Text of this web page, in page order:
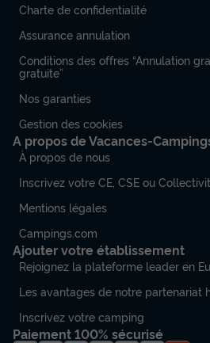
Charte de confidentialité
Assurance annulation
Conditions des offres “Annulation
gratuite”
Nos garanties
Gestion des cookies
A propos de Vacances-
À propos de nous
Inscrivez votre CE, CSE ou
Mentions légales
Campings.com
Ajouter votre établissement
Rejoignez la plateforme leader en
Les avantages de notre partenariat
Inscrivez votre camping
Paiement 100% sécurisé